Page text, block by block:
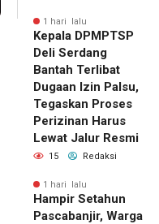
1 hari lalu
Kepala DPMPTSP
Deli Serdang
Bantah Terlibat
Dugaan Izin Palsu,
Tegaskan Proses
Perizinan Harus
Lewat Jalur Resmi
15 Redaksi
1 hari lalu
Hampir Setahun
Pascabanjir, Warga